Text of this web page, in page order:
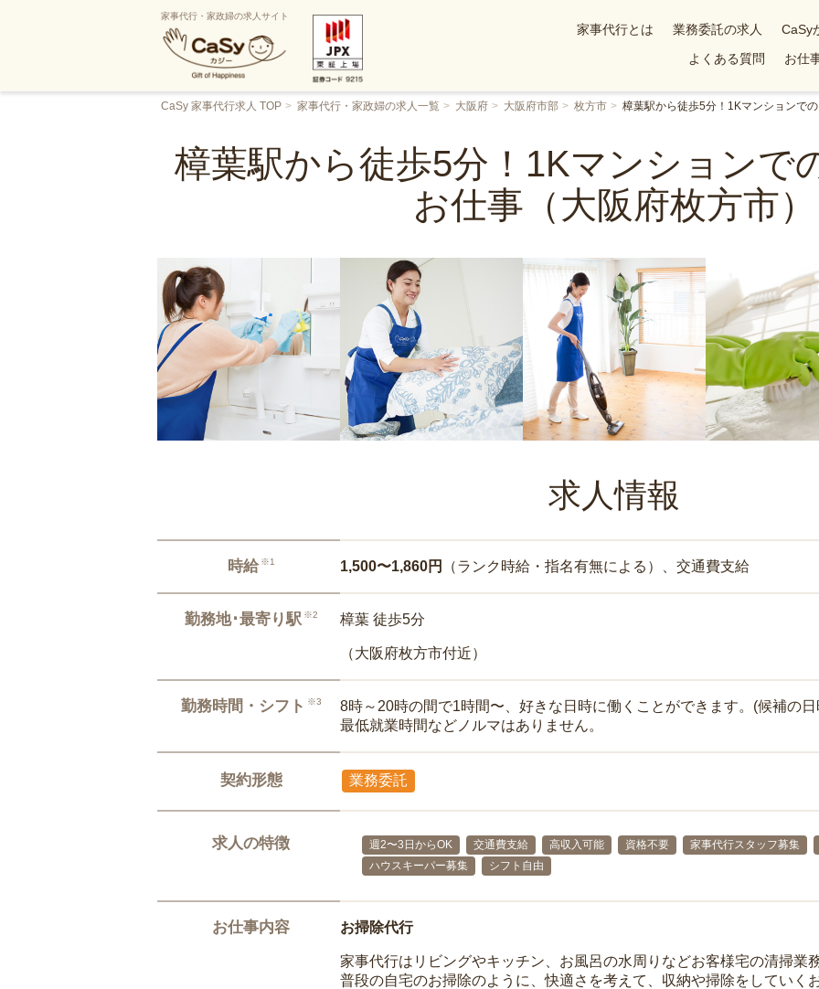
家事代行・家政婦の求人サイト
家事代行とは 業務委託の求人 CaSy
よくある質問
お仕
CaSy 家事代行求人 TOP 家事代行・家政婦の求人一覧 大阪府 大阪府市部 枚方市 樟葉駅から徒歩5分！1Kマンションで
樟葉駅から徒歩5分！1Kマンションで
お仕事（大阪府枚方市）
求人情報
時給 ※1 1,500〜1,860円 （ランク時給・指名有無による）、交通費支給
勤務地･最寄り駅 ※2 樟葉 徒歩5分
（大阪府枚方市付近）
勤務時間・シフト ※3
8時～20時の間で1時間〜、好きな日時に働くことができます。(候補の
最低就業時間などノルマはありません。
契約形態 業務委託
求人の特徴 週2〜3日からOK 交通費支給 高収入可能 資格不要 家事代行スタッフ募集
ハウスキーパー募集
シフト自由
お仕事内容 お掃除代行
家事代行はリビングやキッチン、お風呂の水周りなどお客様宅の清掃業務
普段の自宅のお掃除のように、快適さを考えて、収納や掃除をしていく